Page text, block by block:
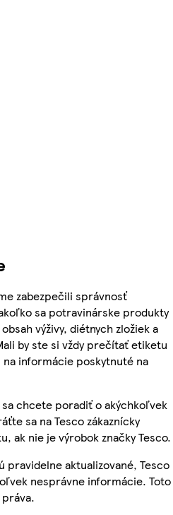
zabezpečili správnosť
sa potravinárske produkty
výživy, diétnych zložiek a
by ste si vždy prečítať etiketu
informácie poskytnuté na
chcete poradiť o akýchkoľvek
sa na Tesco zákaznícky
ak nie je výrobok značky Tesco.
pravidelne aktualizované, Tesco
nesprávne informácie. Toto
práva.